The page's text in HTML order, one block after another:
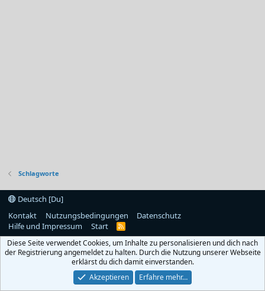
Schlagworte
Deutsch [Du]
Kontakt
Nutzungsbedingungen
Datenschutz
Hilfe und Impressum
Start
R
S
Diese Seite verwendet Cookies, um Inhalte zu personalisieren und dich nach
der Registrierung angemeldet zu halten. Durch die Nutzung unserer Webseite
erklärst du dich damit einverstanden.
Akzeptieren
Erfahre mehr…